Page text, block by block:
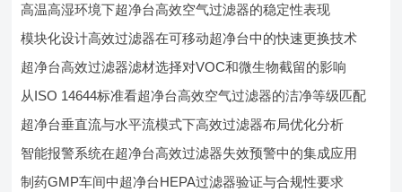
高温高湿环境下超净台高效空气过滤器的稳定性表现
模块化设计高效过滤器在可移动超净台中的快速更换技术
超净台高效过滤器滤材选择对VOC和微生物截留的影响
从ISO 14644标准看超净台高效空气过滤器的洁净等级匹配
超净台垂直流与水平流模式下高效过滤器布局优化分析
智能报警系统在超净台高效过滤器失效预警中的集成应用
制药GMP车间中超净台HEPA过滤器验证与合规性要求